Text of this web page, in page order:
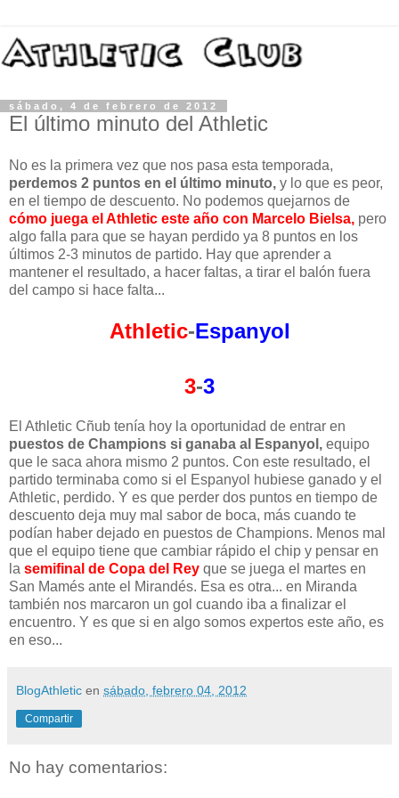
sábado, 4 de febrero de 2012
El último minuto del Athletic
No es la primera vez que nos pasa esta temporada,
perdemos 2 puntos en el último minuto, y lo que es peor,
en el tiempo de descuento. No podemos quejarnos de
cómo juega el Athletic este año con Marcelo Bielsa, pero
algo falla para que se hayan perdido ya 8 puntos en los
últimos 2-3 minutos de partido. Hay que aprender a
mantener el resultado, a hacer faltas, a tirar el balón fuera
del campo si hace falta...
Athletic-Espanyol
3-3
El Athletic Cñub tenía hoy la oportunidad de entrar en
puestos de Champions si ganaba al Espanyol, equipo
que le saca ahora mismo 2 puntos. Con este resultado, el
partido terminaba como si el Espanyol hubiese ganado y el
Athletic, perdido. Y es que perder dos puntos en tiempo de
descuento deja muy mal sabor de boca, más cuando te
podían haber dejado en puestos de Champions. Menos mal
que el equipo tiene que cambiar rápido el chip y pensar en
la semifinal de Copa del Rey que se juega el martes en
San Mamés ante el Mirandés. Esa es otra... en Miranda
también nos marcaron un gol cuando iba a finalizar el
encuentro. Y es que si en algo somos expertos este año, es
en eso...
BlogAthletic en sábado, febrero 04, 2012
Compartir
No hay comentarios: